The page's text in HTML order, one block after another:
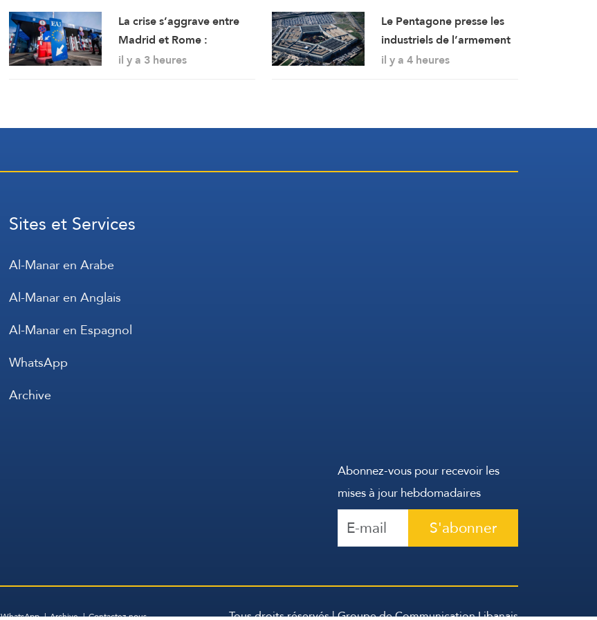
La crise s’aggrave entre
Madrid et Rome :
l’Espagne renforce ses
il y a 3 heures
Le Pentagone presse les
industriels de l’armement
d’accélérer la production
il y a 4 heures
Sites et Services
Al-Manar en Arabe
Al-Manar en Anglais
Al-Manar en Espagnol
WhatsApp
Archive
Abonnez-vous pour recevoir les
mises à jour hebdomadaires
S'abonner
WhatsApp Archive Contactez-nous Tous droits réservés | Groupe de Communication Libanais